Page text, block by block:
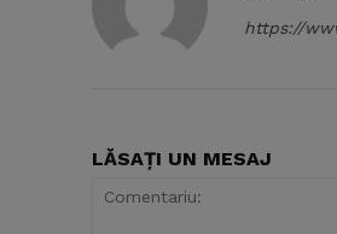
https://
LĂSAȚI UN MESAJ